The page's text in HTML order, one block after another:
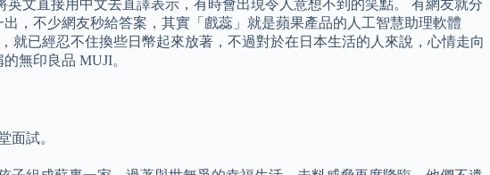
文直接用中文去直譯表示，有時會出現令人意想不到的笑點。 有網友就分
，不少網友秒給答案，其實「戲蕊」就是蘋果產品的人工智慧助理軟體
就已經忍不住換些日幣起來放著，不過對於在日本生活的人來說，心情走向
無印良品 MUJI。
面試。